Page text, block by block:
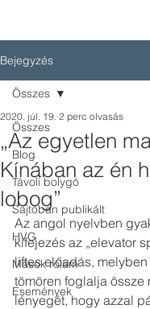
Bejegyzés
Összes
Blog
Távoli bolygó
Sajtóban publikált
HVG
Mások rólam
Események
Összes
„Az egyetlen
Kínában az én
lobog”
2020. júl. 19. 2 perc olvasás
Az angol nyelvben
kifejezés az „elevator
liftes előadás,
tömören foglalja össze
lényegét, hogy azzal